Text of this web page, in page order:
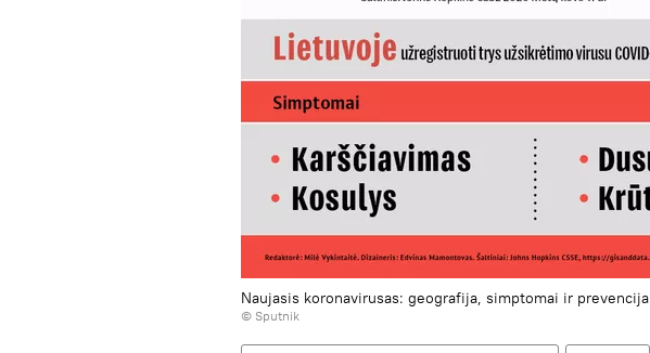
Naujasis koronavirusas: geografija, simptomai ir prevencija
© Sputnik